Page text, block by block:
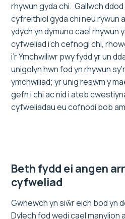
rhywun gyda chi. Gallwch
cyfreithiol gyda chi neu rywun
ydych yn dymuno cael rhywun
cyfweliad i’ch cefnogi chi,
i’r Ymchwiliwr pwy fydd yr un
unigolyn hwn fod yn rhywun
ymchwiliad; yr unig reswm y
gefn i chi ac nid i ateb
cyfweliadau eu cofnodi bob
Beth fydd ei angen
cyfweliad
Gwnewch yn siŵr eich bod yn
Dylech fod wedi cael manylion